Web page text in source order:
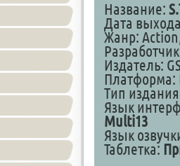
Название:
Дата
Жанр:
Издатель:
Платформа:
Тип
Язык
Multi13
Язык
Таблетка: